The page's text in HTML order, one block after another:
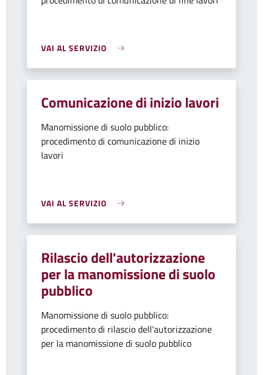
VAI AL SERVIZIO
Comunicazione di inizio lavori
Manomissione di suolo pubblico:
procedimento di comunicazione di inizio
lavori
VAI AL SERVIZIO
Rilascio dell'autorizzazione
per la manomissione di suolo
pubblico
Manomissione di suolo pubblico:
procedimento di rilascio dell'autorizzazione
per la manomissione di suolo pubblico